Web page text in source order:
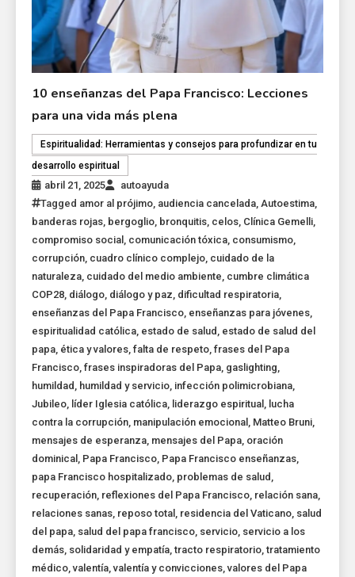
10 enseñanzas del Papa Francisco: Lecciones
para una vida más plena
Espiritualidad: Herramientas y consejos para profundizar en tu
desarrollo espiritual
abril 21, 2025
autoayuda
Tagged amor al prójimo, audiencia cancelada,Autoestima,
banderas rojas, bergoglio, bronquitis, celos, Clínica Gemelli,
compromiso social , comunicación tóxica, consumismo,
corrupción, cuadro clínico complejo, cuidado de la
naturaleza, cuidado del medio ambiente, cumbre climática
COP28, diálogo, diálogo y paz, dificultad respiratoria,
enseñanzas del Papa Francisco, enseñanzas para jóvenes,
espiritualidad católica, estado de salud , estado de salud del
papa, ética y valores,falta de respeto,frases del Papa
Francisco,frases inspiradoras del Papa, gaslighting,
humildad , humildad y servicio, infección polimicrobiana,
Jubileo, líder Iglesia católica, liderazgo espiritual , lucha
contra la corrupción, manipulación emocional , Matteo Bruni,
mensajes de esperanza, mensajes del Papa, oración
dominical , Papa Francisco, Papa Francisco enseñanzas,
papa Francisco hospitalizado, problemas de salud ,
recuperación, reflexiones del Papa Francisco, relación sana,
relaciones sanas, reposo total , residencia del Vaticano, salud
del papa, salud del papa francisco, servicio, servicio a los
demás, solidaridad y empatía,tracto respiratorio,tratamiento
médico,valentía,valentía y convicciones,valores del Papa